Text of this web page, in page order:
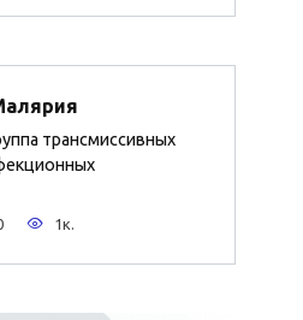
трансмиссивных
1к.